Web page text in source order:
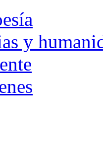
y